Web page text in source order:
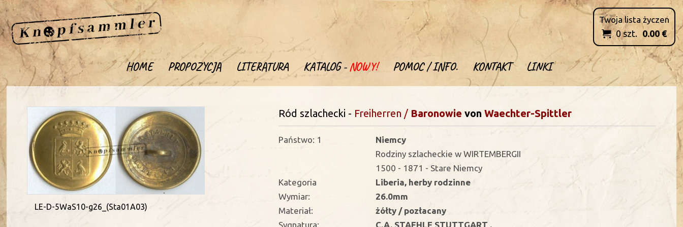
HOME PROPOZYCJA LITERATURA KATALOG -NOWY! POMOC / INFO. KONTAKT LINKI
Twoja lista życzen
 0szt. 0.00 €
LE-D-5WaS10-g26_(Sta01A03)
Ród szlachecki - Freiherren / Baronowie vonWaechter-Spittler
Państwo: 1
Niemcy
Rodziny szlacheckie w WIRTEMBERGII
1500 - 1871 - Stare Niemcy
Kategoria
Liberia, herby rodzinne
Wymiar:
26.0mm
Materiał:
żółty / pozłacany
Sygnatura:
C.A. STAEHLE STUTTGART .